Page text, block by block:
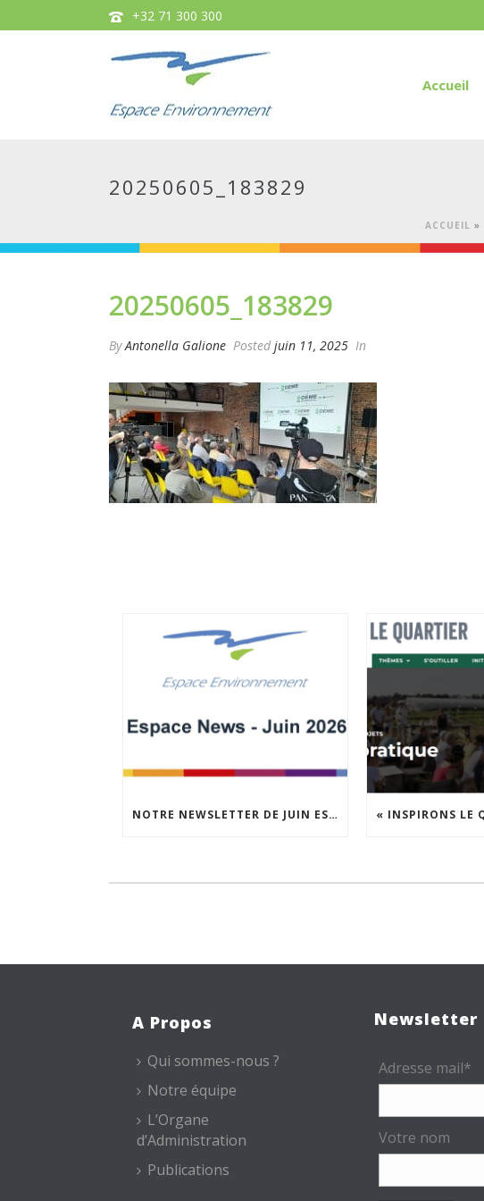
+32 71 300 300
Accueil
20250605_183829
ACCUEIL »
20250605_183829
ByAntonella Galione Posted juin 11, 2025 In
NOTRE NEWSLETTER DE JUIN EST EN LIGNE !
A Propos
Qui sommes-nous ?
Notre équipe
L’Organe
d’Administration
Publications
Newsletter
Adresse mail*
Votre nom